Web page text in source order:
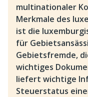
multinationaler
Merkmale des
ist die
für
Gebietsfremde,
wichtiges
liefert wichtige
Steuerstatus